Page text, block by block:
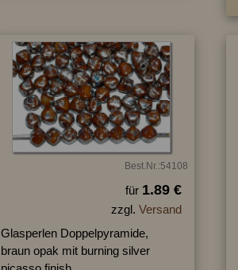
Best.Nr.:54108
für 1.89 €
zzgl. Versand
Glasperlen Doppelpyramide,
braun opak mit burning silver